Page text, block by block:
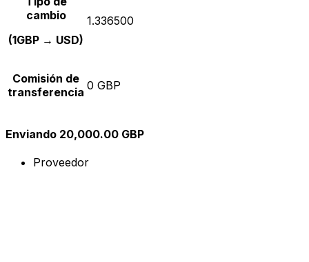
cambio
(1GBP → USD)
1.336500
Comisión de
transferencia 0 GBP
Enviando 20,000.00 GBP
Proveedor